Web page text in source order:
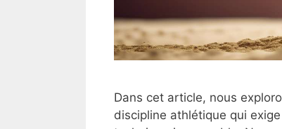
Dans cet article, nous
discipline athlétique qui